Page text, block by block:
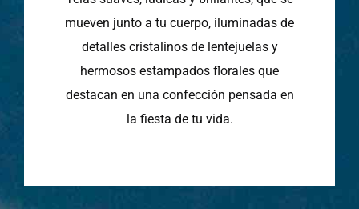
mueven junto a tu cuerpo, iluminadas de
detalles cristalinos de lentejuelas y
hermosos estampados florales que
destacan en una confección pensada en
la fiesta de tu vida.